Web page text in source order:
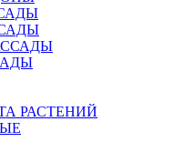
РАСТЕНИЙ